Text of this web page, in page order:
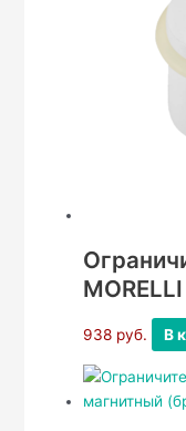
938 руб. В